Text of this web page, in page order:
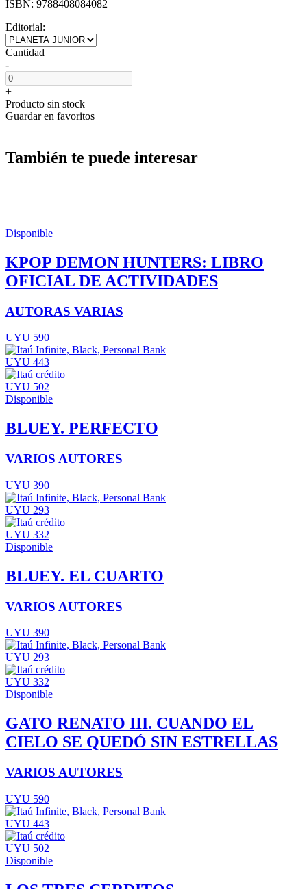
ISBN: 9788408084082
Editorial:
Cantidad
-
+
Producto sin stock
Guardar en favoritos
También te puede interesar
Disponible
KPOP DEMON HUNTERS: LIBRO
OFICIAL DE ACTIVIDADES
AUTORAS VARIAS
UYU 590
UYU 443
UYU 502
Disponible
BLUEY. PERFECTO
VARIOS AUTORES
UYU 390
UYU 293
UYU 332
Disponible
BLUEY. EL CUARTO
VARIOS AUTORES
UYU 390
UYU 293
UYU 332
Disponible
GATO RENATO III. CUANDO EL
CIELO SE QUEDÓ SIN ESTRELLAS
VARIOS AUTORES
UYU 590
UYU 443
UYU 502
Disponible